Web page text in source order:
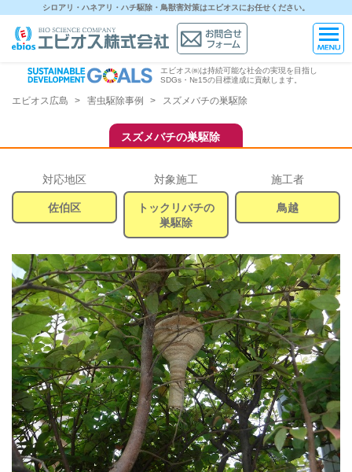
シロアリ・ハネアリ・ハチ駆除・鳥獣害対策はエビオスにお任せください。
エビオス㈱は持続可能な社会の実現を目指し
SDGs・№15の目標達成に貢献します。
エビオス広島 害虫駆除事例 スズメバチの巣駆除
スズメバチの巣駆除
対応地区
佐伯区
対象施工
トックリバチの
巣駆除
施工者
鳥越